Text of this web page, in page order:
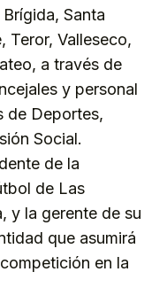
Santa
Teror, Valleseco,
a través de
y personal
de Deportes,
Social.
de la
de Las
y la gerente de su
que asumirá
en la